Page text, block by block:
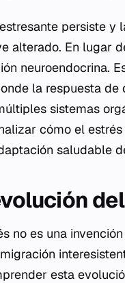
persiste
alterado. En lugar
neuroendocrina.
la respuesta
sistemas
cómo el
saludable
no es una
esta